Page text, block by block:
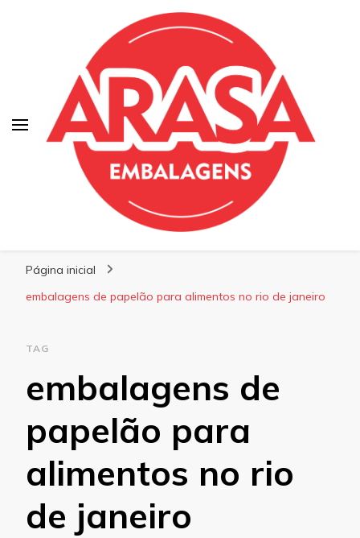
pizzas, doces e salgados. Tudo para seu
comércio com a qualidade Arasa. Leia nossos
Página inicial
embalagens de papelão para alimentos no rio de janeiro
TAG
embalagens de
papelão para
alimentos no rio
de janeiro